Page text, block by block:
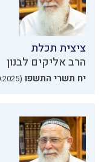
ציצית תכלת
הרב אליקים לבנון
יח תשרי התשפו (10.10.2025)